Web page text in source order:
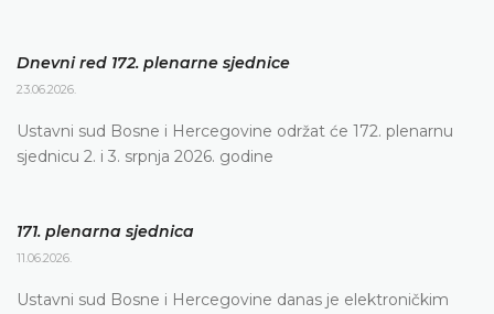
Dnevni red 172. plenarne sjednice
23.06.2026.
Ustavni sud Bosne i Hercegovine održat će 172. plenarnu
sjednicu 2. i 3. srpnja 2026. godine
171. plenarna sjednica
11.06.2026.
Ustavni sud Bosne i Hercegovine danas je elektroničkim